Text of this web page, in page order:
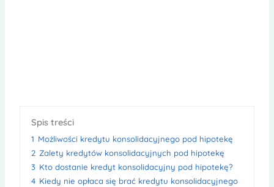
Spis treści
1 Możliwości kredytu konsolidacyjnego pod hipotekę
2 Zalety kredytów konsolidacyjnych pod hipotekę
3 Kto dostanie kredyt konsolidacyjny pod hipotekę?
4 Kiedy nie opłaca się brać kredytu konsolidacyjnego